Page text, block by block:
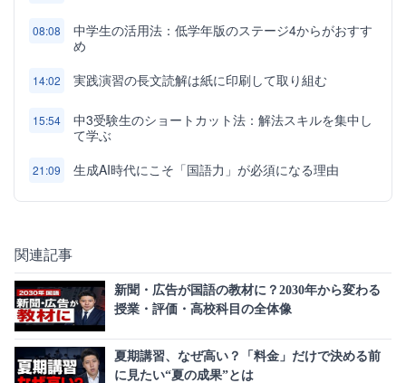
08:08
中学生の活用法：低学年版のステージ4からがおすす
め
14:02 実践演習の長文読解は紙に印刷して取り組む
15:54
中3受験生のショートカット法：解法スキルを集中し
て学ぶ
21:09 生成AI時代にこそ「国語力」が必須になる理由
関連記事
新聞・広告が国語の教材に？2030年から変わる
授業・評価・高校科目の全体像
夏期講習、なぜ高い？「料金」だけで決める前
に見たい“夏の成果”とは